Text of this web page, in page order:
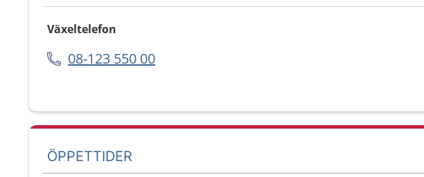
Växeltelefon
08-123 550 00
ÖPPETTIDER